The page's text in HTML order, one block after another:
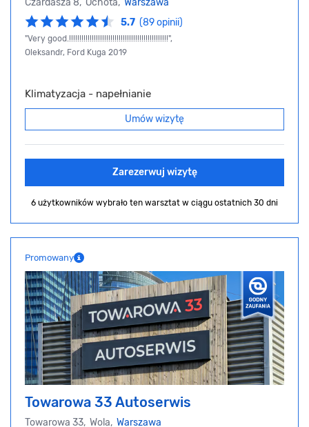
5.7 (89 opinii)
"Very good.!!!!!!!!!!!!!!!!!!!!!!!!!!!!!!!!!!!!!!!!!!!!!!!!",
Oleksandr, Ford Kuga 2019
Klimatyzacja - napełnianie
Umów wizytę
Zarezerwuj wizytę
6 użytkowników wybrało ten warsztat w ciągu ostatnich 30 dni
Promowany
Towarowa 33 Autoserwis
Towarowa 33, Wola, Warszawa